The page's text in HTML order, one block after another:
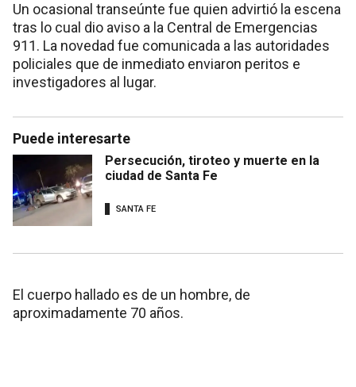
Un ocasional transeúnte fue quien advirtió la escena
tras lo cual dio aviso a la Central de Emergencias
911. La novedad fue comunicada a las autoridades
policiales que de inmediato enviaron peritos e
investigadores al lugar.
Puede interesarte
Persecución, tiroteo y muerte en la
ciudad de Santa Fe
SANTA FE
El cuerpo hallado es de un hombre, de
aproximadamente 70 años.